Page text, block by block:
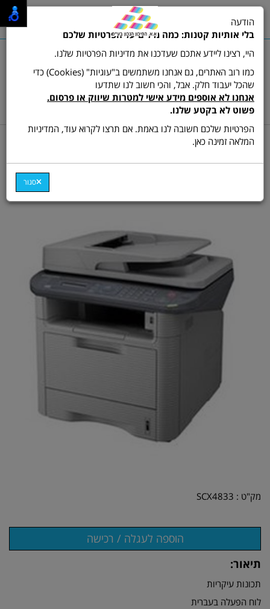
שרות לקוחות ותמיכה:03-9511473
hamikun4u@gmail.com
תפריט
דף בית מדפסות מדפסת משולבת ש/ל
מדפסת משולבת סמסונג דגם
מק"ט : SCX4833
תיאור:
תכונות עיקריות
לוח הפעלה בעברית
הודעה
בלי אותיות קטנות: כמה מילים על הפרטיות שלכם
היי, רצינו ליידע אתכם שעדכנו את מדיניות הפרטיות שלנו.
כמו רוב האתרים, גם אנחנו משתמשים ב"עוגיות" (Cookies) כדי
שהכל יעבוד חלק. אבל, והכי חשוב לנו שתדעו
אנחנו לא אוספים מידע אישי למטרות שיווק או פרסום.
פשוט לא בקטע שלנו.
הפרטיות שלכם חשובה לנו באמת. אם תרצו לקרוא עוד, המדיניות
המלאה זמינה כאן.
סגור